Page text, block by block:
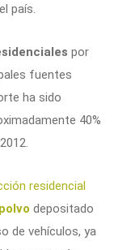
país.
por
fuentes
ha sido
40%
residencial
polvo depositado
de vehículos, ya